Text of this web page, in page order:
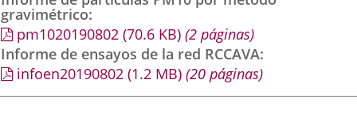
gravimétrico
pm1020190802 (70.6 KB) (2 páginas)
Informe de ensayos de la red RCCAVA
infoen20190802 (1.2 MB) (20 páginas)